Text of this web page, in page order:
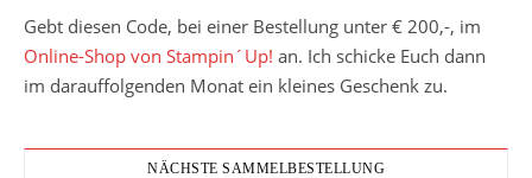
Gebt diesen Code, bei einer Bestellung unter € 200,-, im
Online-Shop von Stampin´Up! an. Ich schicke Euch dann
im darauffolgenden Monat ein kleines Geschenk zu.
NÄCHSTE SAMMELBESTELLUNG